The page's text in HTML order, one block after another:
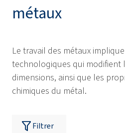
métaux
Le travail des métaux
technologiques qui modifient
dimensions, ainsi que les
chimiques du métal.
Filtrer